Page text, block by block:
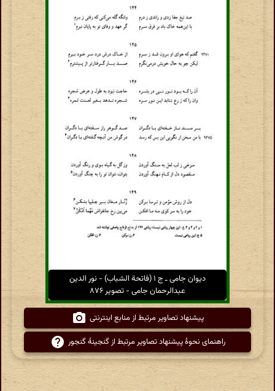
دیوان جامی ـ ج ۱ (فاتحة الشباب) - نور الدین
عبدالرحمان جامی - تصویر ۸۷۶
پیشنهاد تصاویر مرتبط از منابع اینترنتی
راهنمای نحوهٔ پیشنهاد تصاویر مرتبط از گنجینهٔ گنجور